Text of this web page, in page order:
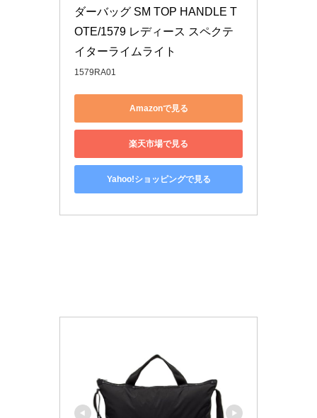
ダーバッグ SM TOP HANDLE T
OTE/1579 レディース スペクテ
イターライムライト
1579RA01
Amazonで見る
楽天市場で見る
Yahoo!ショッピングで見る